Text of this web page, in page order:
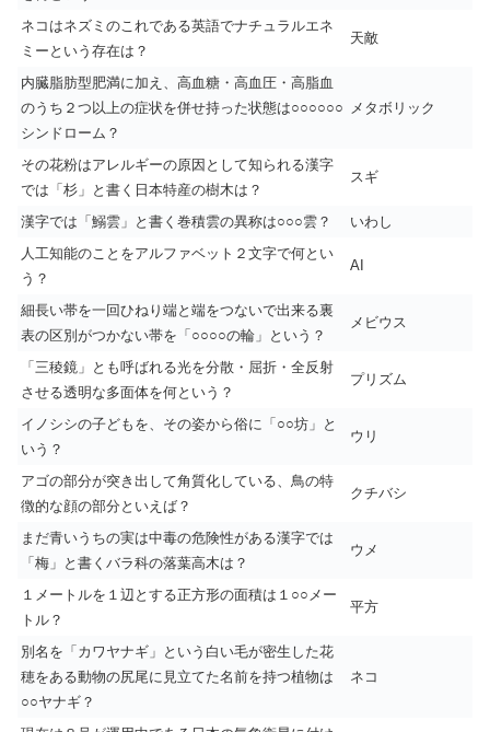
ネコはネズミのこれである英語でナチュラルエネ
ミーという存在は？
天敵
内臓脂肪型肥満に加え、高血糖・高血圧・高脂血
のうち２つ以上の症状を併せ持った状態は○○○○○○
シンドローム？
メタボリック
その花粉はアレルギーの原因として知られる漢字
では「杉」と書く日本特産の樹木は？
スギ
漢字では「鰯雲」と書く巻積雲の異称は○○○雲？
いわし
人工知能のことをアルファベット２文字で何とい
う？
AI
細長い帯を一回ひねり端と端をつないで出来る裏
表の区別がつかない帯を「○○○○の輪」という？
メビウス
「三稜鏡」とも呼ばれる光を分散・屈折・全反射
させる透明な多面体を何という？
プリズム
イノシシの子どもを、その姿から俗に「○○坊」と
いう？
ウリ
アゴの部分が突き出して角質化している、鳥の特
徴的な顔の部分といえば？
クチバシ
まだ青いうちの実は中毒の危険性がある漢字では
「梅」と書くバラ科の落葉高木は？
ウメ
１メートルを１辺とする正方形の面積は１○○メー
トル？
平方
別名を「カワヤナギ」という白い毛が密生した花
穂をある動物の尻尾に見立てた名前を持つ植物は
○○ヤナギ？
ネコ